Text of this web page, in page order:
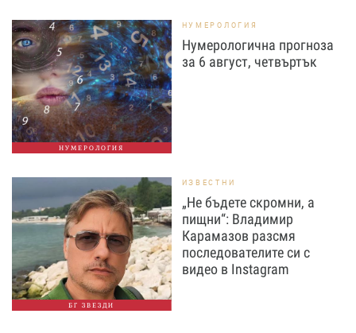
НУМЕРОЛОГИЯ
НУМЕРОЛОГИЯ
Нумерологична прогноза
за 6 август, четвъртък
БГ ЗВЕЗДИ
ИЗВЕСТНИ
„Не бъдете скромни, а
пищни“: Владимир
Карамазов разсмя
последователите си с
видео в Instagram